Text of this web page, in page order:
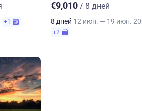
+1
€9,010 / 8 дней
8 дней 12 июн. — 19 июн.
+2